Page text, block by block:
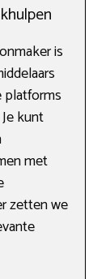
is
platforms
kunt
met
zetten we